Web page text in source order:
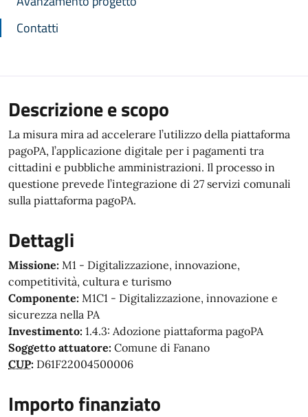
Contatti
Descrizione e scopo
La misura mira ad accelerare l’utilizzo della piattaforma
pagoPA, l’applicazione digitale per i pagamenti tra
cittadini e pubbliche amministrazioni. Il processo in
questione prevede l’integrazione di 27 servizi comunali
sulla piattaforma pagoPA.
Dettagli
Missione M1 - Digitalizzazione, innovazione,
competitività, cultura e turismo
Componente M1C1 - Digitalizzazione, innovazione e
sicurezza nella PA
Investimento 1.4.3: Adozione piattaforma pagoPA
Soggetto attuatore Comune di Fanano
CUP D61F22004500006
Importo finanziato